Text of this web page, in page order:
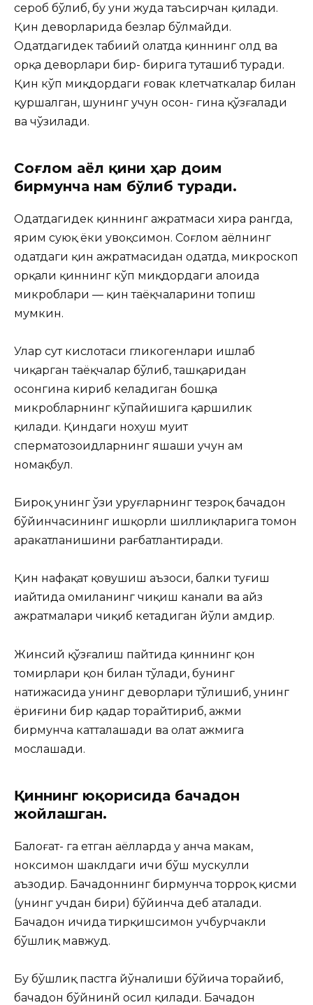
сероб бўлиб, бу уни жуда таъсирчан қилади.
Қин деворларида безлар бўлмайди.
Одатдагидек табиий ҳолатда қиннинг олд ва
орқа деворлари бир- бирига туташиб туради.
Қин кўп миқдордаги ғовак клетчаткалар билан
қуршалган, шунинг учун осон- гина қўзғалади
ва чўзилади.
Соғлом аёл қини ҳар доим
бирмунча нам бўлиб туради.
Одатдагидек қиннинг ажратмаси хира рангда,
ярим суюқ ёки увоқсимон. Соғлом аёлнинг
одатдаги қин ажратмасидан одатда, микроскоп
орқали қиннинг кўп миқдордаги алоҳида
микроблари — қин таёқчаларини топиш
мумкин.
Улар сут кислотаси гликогенлари ишлаб
чиқарган таёқчалар бўлиб, ташқаридан
осонгина кириб келадиган бошқа
микробларнинг кўпайишига қаршилик
қилади. Қиндаги нохуш муҳит
сперматозоидларнинг яшаши учун ҳам
номақбул.
Бироқ унинг ўзи уруғларнинг тезроқ бачадон
бўйинчасининг ишқорли шиллиқларига томон
аракатланишини рағбатлантиради.
Қин нафақат қовушиш аъзоси, балки туғиш
иайтида ҳомиланинг чиқиш канали ва ҳайз
ажратмалари чиқиб кетадиган йўли ҳамдир.
Жинсий қўзғалиш пайтида қиннинг қон
томирлари қон билан тўлади, бунинг
натижасида унинг деворлари тўлишиб, унинг
ёриғини бир қадар торайтириб, ҳажми
бирмунча катталашади ва олат ҳажмига
мослашади.
Қиннинг юқорисида бачадон
жойлашган.
Балоғат- га етган аёлларда у анча маҳкам,
ноксимон шаклдаги ичи бўш мускулли
аъзодир. Бачадоннинг бирмунча торроқ қисми
(унинг учдан бири) бўйинча деб аталади.
Бачадон ичида тирқишсимон учбурчакли
бўшлиқ мавжуд.
Бу бўшлиқ пастга йўналиши бўйича торайиб,
бачадон бўйнинй ҳосил қилади. Бачадон